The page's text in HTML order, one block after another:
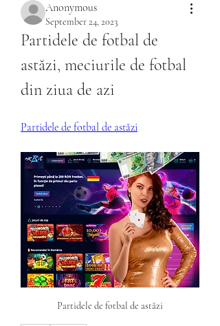
Anonymous
September 24, 2023
Partidele de fotbal de
astăzi, meciurile de fotbal
din ziua de azi
Partidele de fotbal de astăzi
Partidele de fotbal de astăzi